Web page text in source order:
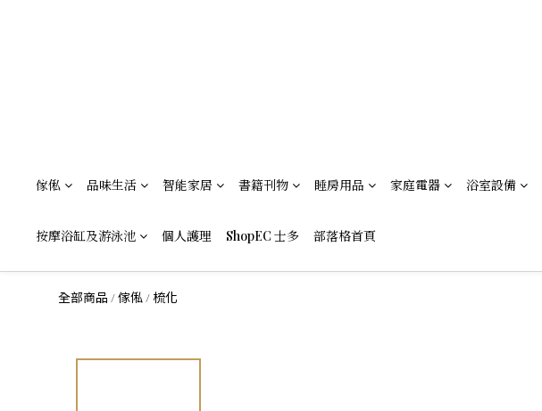
傢俬 品味生活 智能家居 書籍刊物 睡房用品 家庭電器 浴室設備
按摩浴缸及游泳池 個人護理 ShopEC 士多 部落格首頁
全部商品 /傢俬 /梳化